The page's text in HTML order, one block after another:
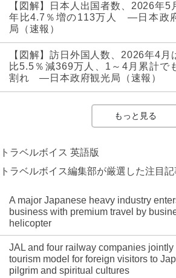
【図解】日本人出国者数、2026年5
年比4.7％増の113万人 ―日本政
局（速報）
【図解】訪日外国人数、2026年4月
比5.5％減369万人、1～4月累計で
割れ ―日本政府観光局（速報）
もっと見る
トラベルボイス 英語版
トラベルボイス編集部が厳選した注目記
A major Japanese heavy industry
business with premium travel by
helicopter
JAL and four railway companies
tourism model for foreign visitors to
pilgrim and spiritual cultures